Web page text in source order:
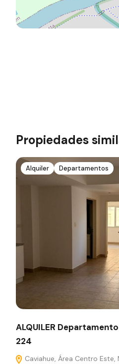
Propiedades
Alquiler Departamentos
ALQUILER
224
Caviahue, Área Centro